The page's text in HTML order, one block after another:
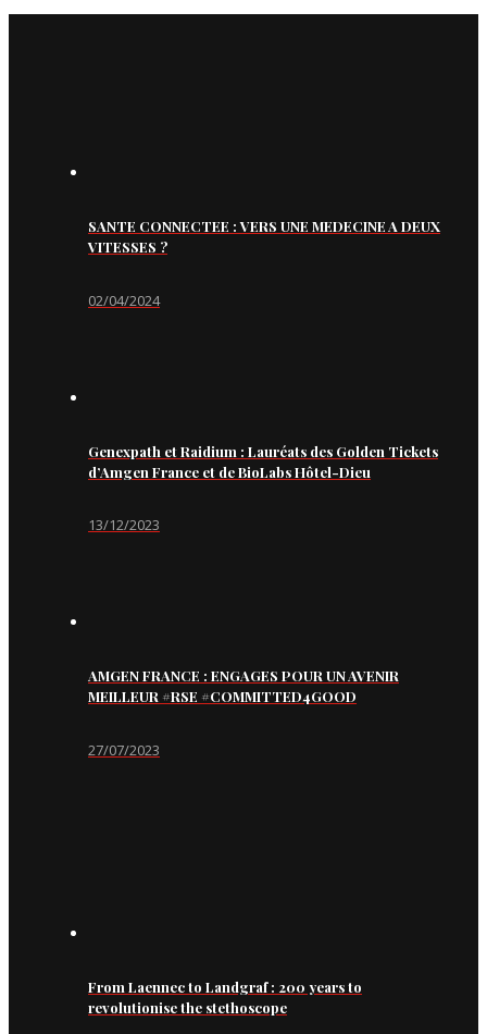
SANTE CONNECTEE : VERS UNE MEDECINE A DEUX
VITESSES ?
02/04/2024
Genexpath et Raidium : Lauréats des Golden Tickets
d’Amgen France et de BioLabs Hôtel-Dieu
13/12/2023
AMGEN FRANCE : ENGAGES POUR UN AVENIR
MEILLEUR #RSE #COMMITTED4GOOD
27/07/2023
From Laennec to Landgraf : 200 years to
revolutionise the stethoscope